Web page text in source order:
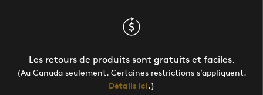
Les retours de produits sont gratuits et faciles.
(Au Canada seulement. Certaines restrictions s’appliquent.
Détails ici.)